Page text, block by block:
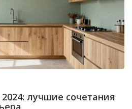
лучшие сочетания